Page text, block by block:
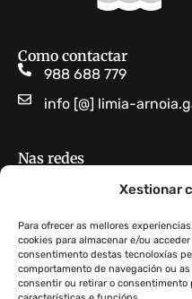
Xestionar
Para ofrecer as mellores
cookies para almacenar e/ou
consentimento destas tecnoloxías
comportamento de navegación ou
consentir ou retirar o consentimento
Como contactar
988 688 779
info [@] limia-
Nas redes
Non atopas algo?